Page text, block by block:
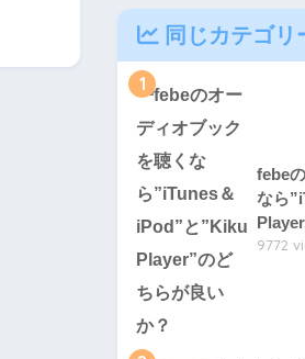
同じカテゴ
1
febe
なら
9772